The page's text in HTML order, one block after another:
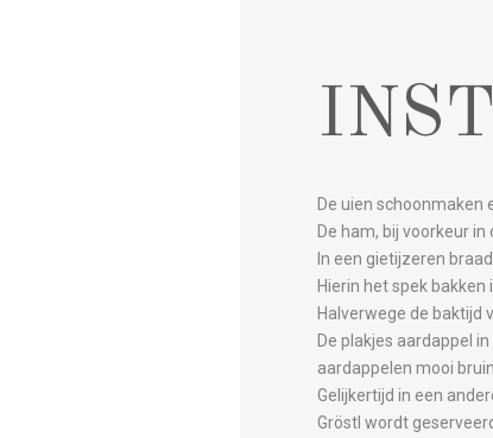
De uien schoonmaken
De ham, bij voorkeur in
In een gietijzeren
Hierin het spek
Halverwege de baktijd
De plakjes aardappel
aardappelen mooi
Gelijkertijd in een
Gröstl wordt